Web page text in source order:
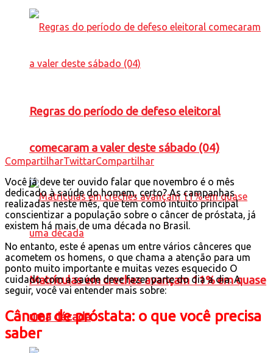
Regras do período de defeso eleitoral
comecaram a valer deste sábado (04)
Matrículas em creches avançam 11% em quase
uma década
CompartilharTwittarCompartilhar
Você já deve ter ouvido falar que novembro é o mês
dedicado à saúde do homem, certo? As campanhas
realizadas neste mês, que tem como intuito principal
conscientizar a população sobre o câncer de próstata, já
existem há mais de uma década no Brasil.
No entanto, este é apenas um entre vários cânceres que
acometem os homens, o que chama a atenção para um
ponto muito importante e muitas vezes esquecido O
cuidado com a saúde deve fazer parte do dia a dia. A
seguir, você vai entender mais sobre:
Câncer de próstata: o que você precisa
saber